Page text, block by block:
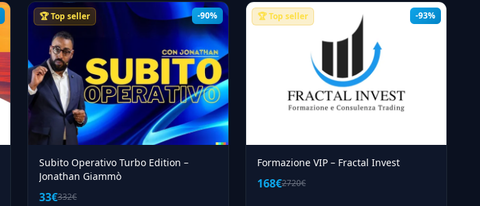
-90%
🏆 Top seller
Subito Operativo Turbo Edition –
Jonathan Giammò
33€332€
-93%
🏆 Top seller
Formazione VIP – Fractal Invest
168€2720€